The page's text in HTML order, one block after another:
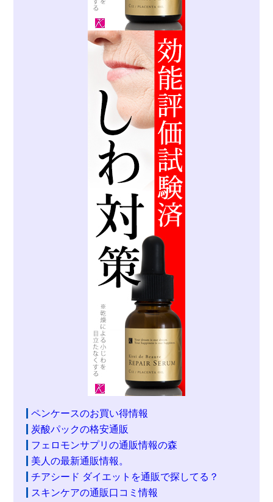
ペンケースのお買い得情報
炭酸パックの格安通販
フェロモンサプリの通販情報の森
美人の最新通販情報。
チアシード ダイエットを通販で探してる？
スキンケアの通販口コミ情報